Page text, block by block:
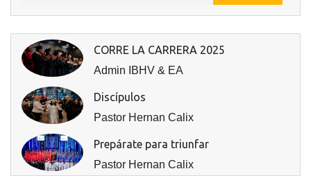
CORRE LA CARRERA 2025
Admin IBHV & EA
Discípulos
Pastor Hernan Calix
Prepárate para triunfar
Pastor Hernan Calix